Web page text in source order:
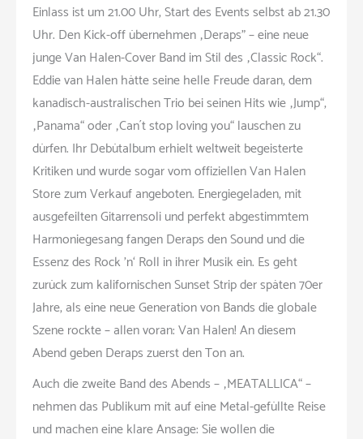
Einlass ist um 21.00 Uhr, Start des Events selbst ab 21.30
Uhr. Den Kick-off übernehmen „Deraps” – eine neue
junge Van Halen-Cover Band im Stil des „Classic Rock“.
Eddie van Halen hätte seine helle Freude daran, dem
kanadisch-australischen Trio bei seinen Hits wie „Jump“,
„Panama“ oder „Can´t stop loving you“ lauschen zu
dürfen. Ihr Debütalbum erhielt weltweit begeisterte
Kritiken und wurde sogar vom offiziellen Van Halen
Store zum Verkauf angeboten. Energiegeladen, mit
ausgefeilten Gitarrensoli und perfekt abgestimmtem
Harmoniegesang fangen Deraps den Sound und die
Essenz des Rock ’n‘ Roll in ihrer Musik ein. Es geht
zurück zum kalifornischen Sunset Strip der späten 70er
Jahre, als eine neue Generation von Bands die globale
Szene rockte – allen voran: Van Halen! An diesem
Abend geben Deraps zuerst den Ton an.
Auch die zweite Band des Abends – „MEATALLICA“ –
nehmen das Publikum mit auf eine Metal-gefüllte Reise
und machen eine klare Ansage: Sie wollen die